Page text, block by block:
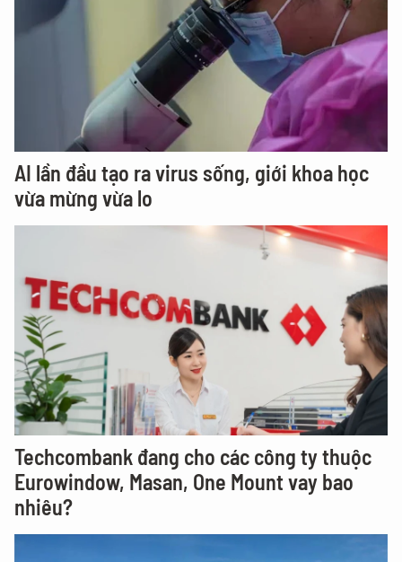
AI lần đầu tạo ra virus sống, giới khoa học
vừa mừng vừa lo
Techcombank đang cho các công ty thuộc
Eurowindow, Masan, One Mount vay bao
nhiêu?